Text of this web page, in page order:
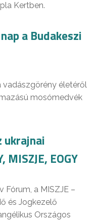
Kertben.
a Budakeszi
vadászgörény életéről
mosómedvék
ukrajnai
EOGY
Fórum, a MISZJE –
és Jogkezelő
Országos